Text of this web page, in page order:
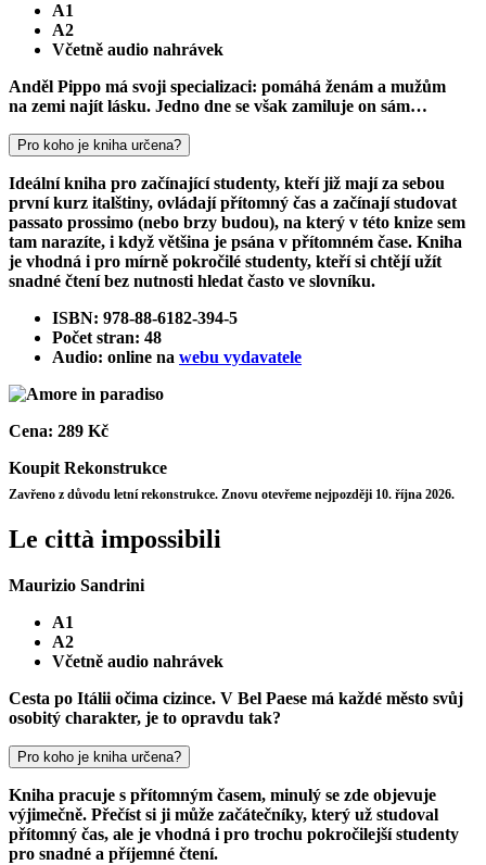
A1
A2
Včetně audio nahrávek
Anděl Pippo má svoji specializaci: pomáhá ženám a mužům
na zemi najít lásku. Jedno dne se však zamiluje on sám…
Pro koho je kniha určena?
Ideální kniha pro začínající studenty, kteří již mají za sebou
první kurz italštiny, ovládají přítomný čas a začínají studovat
passato prossimo (nebo brzy budou), na který v této knize sem
tam narazíte, i když většina je psána v přítomném čase. Kniha
je vhodná i pro mírně pokročilé studenty, kteří si chtějí užít
snadné čtení bez nutnosti hledat často ve slovníku.
ISBN: 978-88-6182-394-5
Počet stran: 48
Audio: online na webu vydavatele
Cena: 289 Kč
Koupit Rekonstrukce
Zavřeno z důvodu letní rekonstrukce. Znovu otevřeme nejpozději 10. října 2026.
Le città impossibili
Maurizio Sandrini
A1
A2
Včetně audio nahrávek
Cesta po Itálii očima cizince. V Bel Paese má každé město svůj
osobitý charakter, je to opravdu tak?
Pro koho je kniha určena?
Kniha pracuje s přítomným časem, minulý se zde objevuje
výjimečně. Přečíst si ji může začátečníky, který už studoval
přítomný čas, ale je vhodná i pro trochu pokročilejší studenty
pro snadné a příjemné čtení.